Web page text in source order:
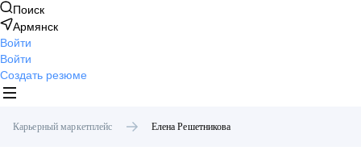
Поиск
Армянск
Войти
Войти
Создать резюме
Карьерный маркетплейс Елена Решетникова